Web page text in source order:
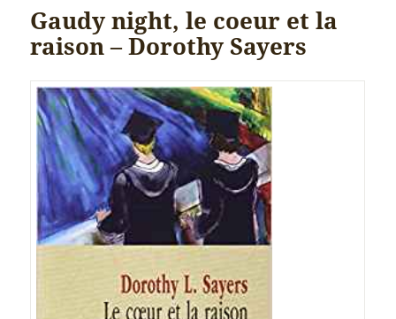
Gaudy night, le coeur et la
raison – Dorothy Sayers